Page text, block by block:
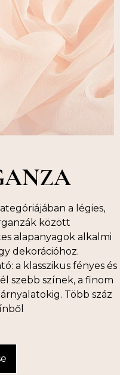
a légies,
között
alapanyagok alkalmi
dekorációhoz.
a klasszikus fényes és
szebb színek, a finom
Több száz